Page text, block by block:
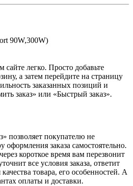
90W,300W)
легко. Просто добавьте
а затем перейдите на страницу
заказанных позиций и
заказ» или «Быстрый заказ».
позволяет покупателю не
оформления заказа самостоятельно.
короткое время вам перезвонит
все условия заказа, ответит
товара, его особенностей. А
оплаты и доставки.